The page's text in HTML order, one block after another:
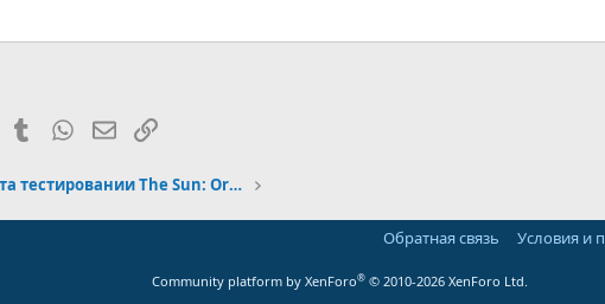
PinterestTumblrWhatsAppЭлектронная почта
Ссылка
Отчеты о бета тестировании The Sun: Origin
Обратная связь Условия и
Community platform by XenForo® © 2010-2026 XenForo Ltd.